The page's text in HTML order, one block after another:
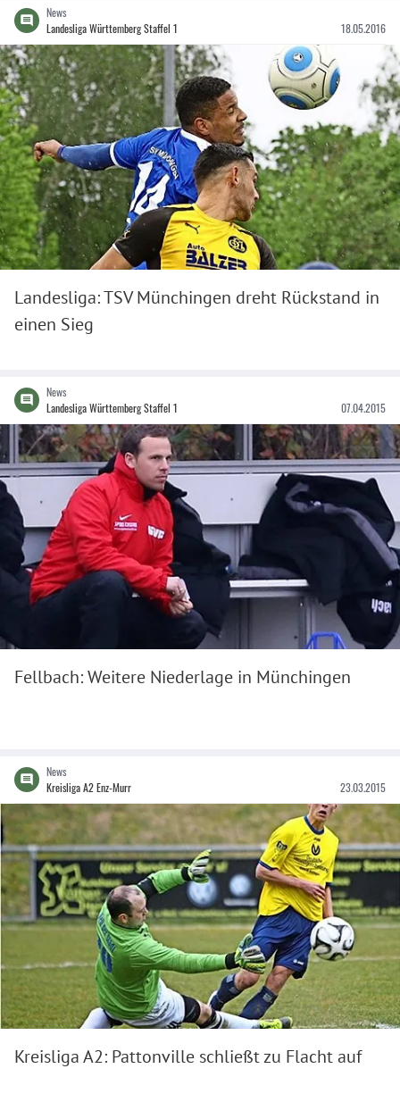
News
Landesliga Württemberg Staffel 1
18.05.2016
Landesliga: TSV Münchingen dreht Rückstand in
einen Sieg
News
Landesliga Württemberg Staffel 1
07.04.2015
Fellbach: Weitere Niederlage in Münchingen
News
Kreisliga A2 Enz-Murr
23.03.2015
Kreisliga A2: Pattonville schließt zu Flacht auf